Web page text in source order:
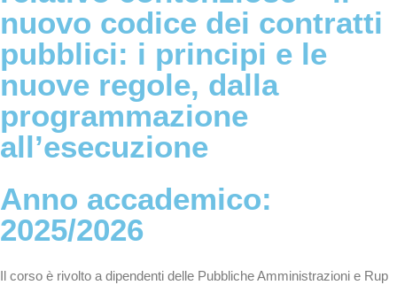
nuovo codice dei contratti
pubblici: i principi e le
nuove regole, dalla
programmazione
all’esecuzione
Anno accademico:
2025/2026
Il corso è rivolto a dipendenti delle Pubbliche Amministrazioni e Rup